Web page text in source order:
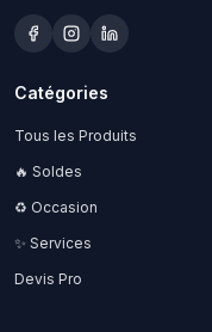
Catégories
Tous les Produits
🔥 Soldes
♻️ Occasion
✨ Services
Devis Pro